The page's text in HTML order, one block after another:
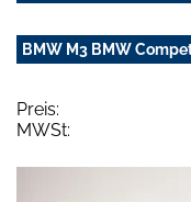
BMW M3 BMW
Preis:
MWSt: